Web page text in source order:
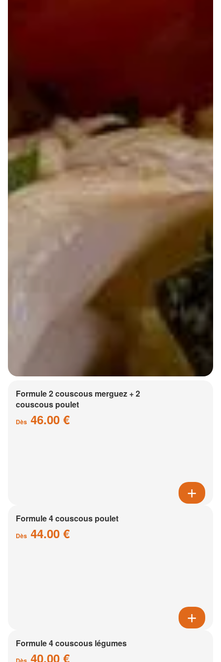
Formule 2 couscous merguez + 2
couscous poulet
Dès 46.00 €
Formule 4 couscous poulet
Dès 44.00 €
Formule 4 couscous légumes
40.00 €